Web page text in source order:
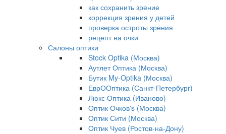
как сохранить зрение
коррекция зрения у детей
проверка остроты зрения
рецепт на очки
Салоны оптики
Stock Optika (Москва)
Аутлет Оптика (Москва)
Бутик My-Optika (Москва)
ЕврООптика (Санкт-Петербург)
Люкс Оптика (Иваново)
Оптик Очков's (Москва)
Оптик Сити (Москва)
Оптик Чуев (Ростов-на-Дону)